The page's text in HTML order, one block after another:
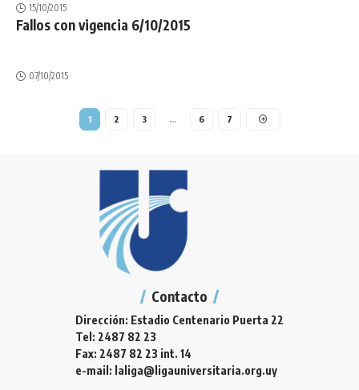
15/10/2015
Fallos con vigencia 6/10/2015
07/10/2015
1 2 3 … 6 7
Contacto
Dirección: Estadio Centenario Puerta 22
Tel: 2487 82 23
Fax: 2487 82 23 int. 14
e-mail: laliga@ligauniversitaria.org.uy